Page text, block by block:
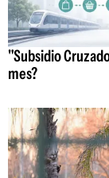
"Subsidio
mes?